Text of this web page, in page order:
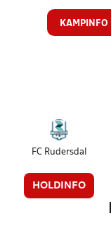
KAMPINFO
FC Rudersdal
HOLDINFO